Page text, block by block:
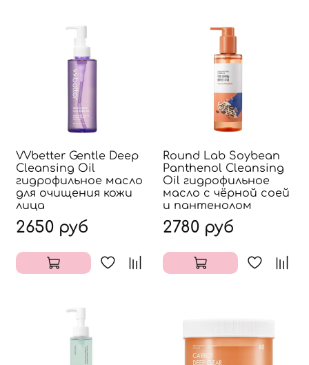
VVbetter Gentle Deep
Cleansing Oil
гидрофильное масло
для очищения кожи
лица
2650 руб
Round Lab Soybean
Panthenol Cleansing
Oil гидрофильное
масло с чёрной соей
и пантенолом
2780 руб